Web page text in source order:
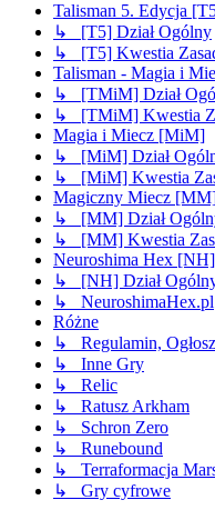
Talisman 5. Edycja
↳ [T5] Dział Ogólny
↳ [T5] Kwestia
Talisman - Magia i
↳ [TMiM] Dział
↳ [TMiM] Kwestia
Magia i Miecz [MiM]
↳ [MiM] Dział
↳ [MiM] Kwestia
Magiczny Miecz
↳ [MM] Dział
↳ [MM] Kwestia
Neuroshima Hex [NH]
↳ [NH] Dział
↳ NeuroshimaHex.pl
Różne
↳ Regulamin,
↳ Inne Gry
↳ Relic
↳ Ratusz Arkham
↳ Schron Zero
↳ Runebound
↳ Terraformacja
↳ Gry cyfrowe